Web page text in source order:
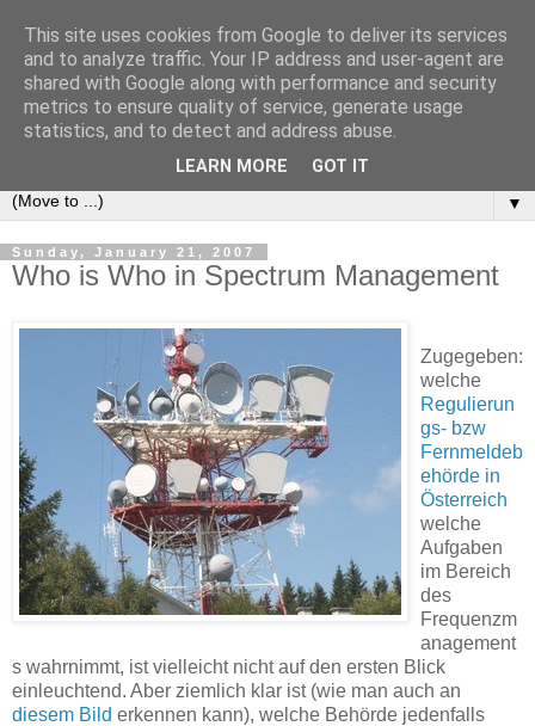
e-comm
Blog zum österreichischen und europäischen Recht der
elektronischen Kommunikationsnetze und -dienste
▼
Sunday, January 21, 2007
Who is Who in Spectrum Management
Zugegeben:
welche
Regulierun
gs- bzw
Fernmeldeb
ehörde in
Österreich
welche
Aufgaben
im Bereich
des
Frequenzm
anagement
s wahrnimmt, ist vielleicht nicht auf den ersten Blick
einleuchtend. Aber ziemlich klar ist (wie man auch an
diesem Bild erkennen kann), welche Behörde jedenfalls
This site uses cookies from Google to deliver its services
and to analyze traffic. Your IP address and user-agent are
shared with Google along with performance and security
metrics to ensure quality of service, generate usage
statistics, and to detect and address abuse.
LEARN MORE GOT IT